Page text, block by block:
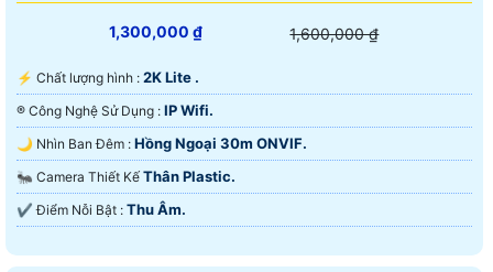
1,300,000 ₫ 1,600,000 ₫
️⚡ Chất lượng hình : 2K Lite .
®️ Công Nghệ Sử Dụng : IP Wifi.
🌙 Nhìn Ban Đêm : Hồng Ngoại 30m ONVIF.
🐜 Camera Thiết Kế Thân Plastic.
️✔️ Điểm Nỗi Bật : Thu Âm.